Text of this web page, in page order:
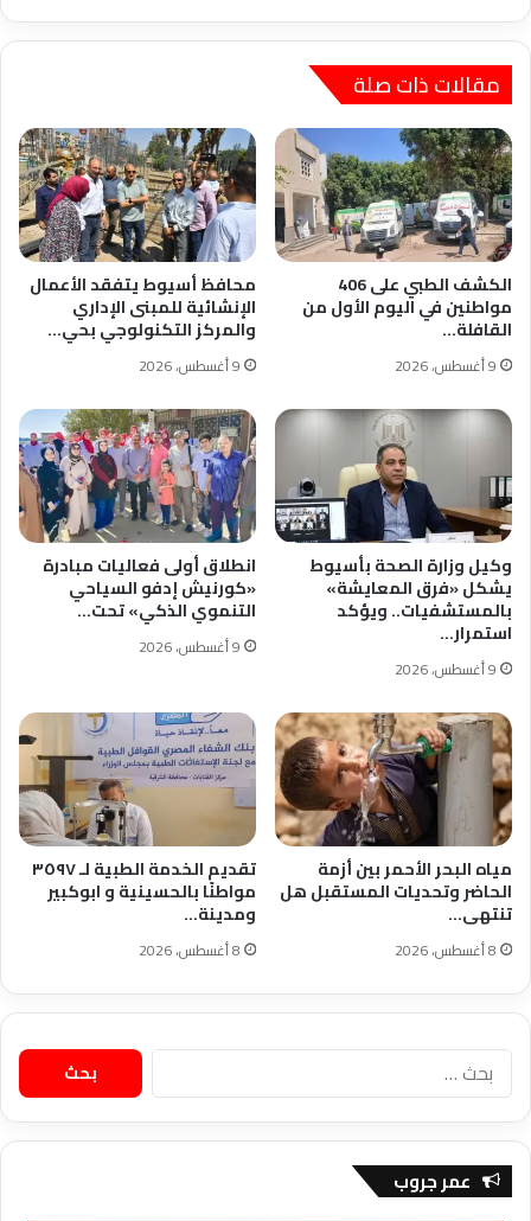
International
Architecture
Contest
2026م
مقالات ذات صلة
الكشف الطبي على 406
مواطنين في اليوم الأول من
القافلة…
9 أغسطس، 2026
محافظ أسيوط يتفقد الأعمال
الإنشائية للمبنى الإداري
والمركز التكنولوجي بحي…
9 أغسطس، 2026
وكيل وزارة الصحة بأسيوط
يشكل «فرق المعايشة»
بالمستشفيات.. ويؤكد
استمرار…
9 أغسطس، 2026
انطلاق أولى فعاليات مبادرة
«كورنيش إدفو السياحي
التنموي الذكي» تحت…
9 أغسطس، 2026
مياه البحر الأحمر بين أزمة
الحاضر وتحديات المستقبل هل
تنتهى…
8 أغسطس، 2026
تقديم الخدمة الطبية لـ ٣٥٩٧
مواطنًا بالحسينية و ابوكبير
ومدينة…
8 أغسطس، 2026
البحث
عن:
عمر جروب